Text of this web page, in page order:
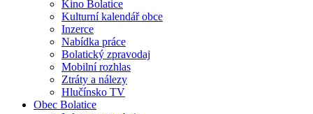
Kino Bolatice
Kulturní kalendář obce
Inzerce
Nabídka práce
Bolatický zpravodaj
Mobilní rozhlas
Ztráty a nálezy
Hlučínsko TV
Obec Bolatice